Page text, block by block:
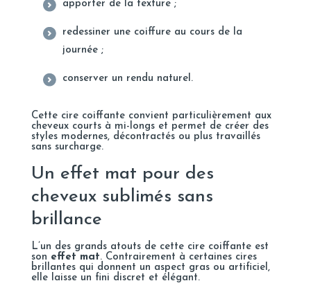
apporter de la texture ;
redessiner une coiffure au cours de la
journée ;
conserver un rendu naturel.
Cette cire coiffante convient particulièrement aux
cheveux courts à mi-longs et permet de créer des
styles modernes, décontractés ou plus travaillés
sans surcharge.
Un effet mat pour des
cheveux sublimés sans
brillance
L’un des grands atouts de cette cire coiffante est
son effet mat. Contrairement à certaines cires
brillantes qui donnent un aspect gras ou artificiel,
elle laisse un fini discret et élégant.